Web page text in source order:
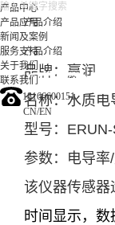
产品中心
产品应用
新闻及案例
服务支持
关于我们
联系我们
18166600151
CN/EN
产品介绍
产品介绍
品牌：赢润
名称：水质电
型号：
参数： 电导率
该仪器传感器
时间显示，